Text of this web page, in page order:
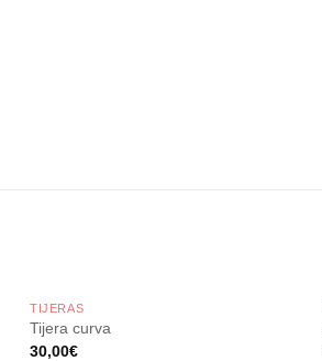
TIJERAS
Tijera curva
30,00€